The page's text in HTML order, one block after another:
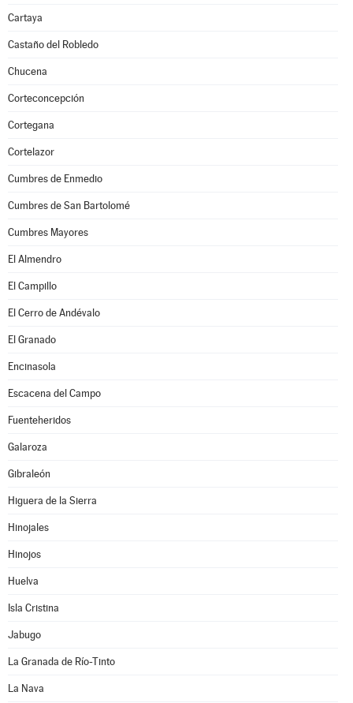
Cartaya
Castaño del Robledo
Chucena
Corteconcepción
Cortegana
Cortelazor
Cumbres de Enmedio
Cumbres de San Bartolomé
Cumbres Mayores
El Almendro
El Campillo
El Cerro de Andévalo
El Granado
Encinasola
Escacena del Campo
Fuenteheridos
Galaroza
Gibraleón
Higuera de la Sierra
Hinojales
Hinojos
Huelva
Isla Cristina
Jabugo
La Granada de Río-Tinto
La Nava